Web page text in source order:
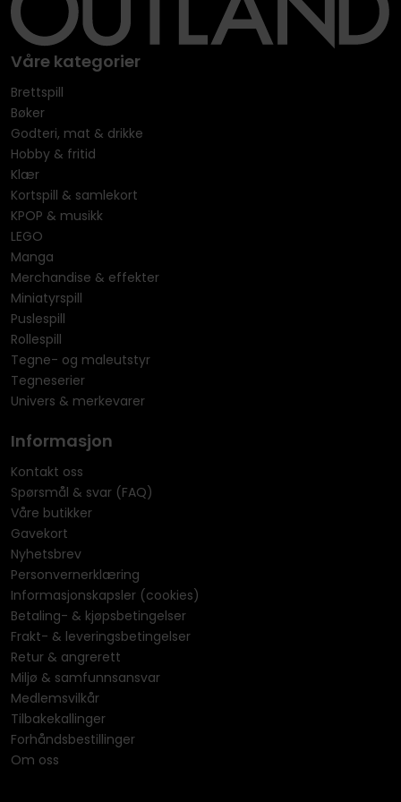
Våre kategorier
Brettspill
Bøker
Godteri, mat & drikke
Hobby & fritid
Klær
Kortspill & samlekort
KPOP & musikk
LEGO
Manga
Merchandise & effekter
Miniatyrspill
Puslespill
Rollespill
Tegne- og maleutstyr
Tegneserier
Univers & merkevarer
Informasjon
Kontakt oss
Spørsmål & svar (FAQ)
Våre butikker
Gavekort
Nyhetsbrev
Personvernerklæring
Informasjonskapsler (cookies)
Betaling- & kjøpsbetingelser
Frakt- & leveringsbetingelser
Retur & angrerett
Miljø & samfunnsansvar
Medlemsvilkår
Tilbakekallinger
Forhåndsbestillinger
Om oss